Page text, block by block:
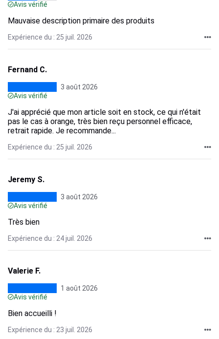
Avis vérifié
Mauvaise description primaire des produits
Expérience du : 25 juil. 2026
Fernand C.
3 août 2026
Avis vérifié
J'ai apprécié que mon article soit en stock, ce qui n'était
pas le cas à orange, très bien reçu personnel efficace,
retrait rapide. Je recommande...
Expérience du : 25 juil. 2026
Jeremy S.
3 août 2026
Avis vérifié
Très bien
Expérience du : 24 juil. 2026
Valerie F.
1 août 2026
Avis vérifié
Bien accueilli !
Expérience du : 23 juil. 2026